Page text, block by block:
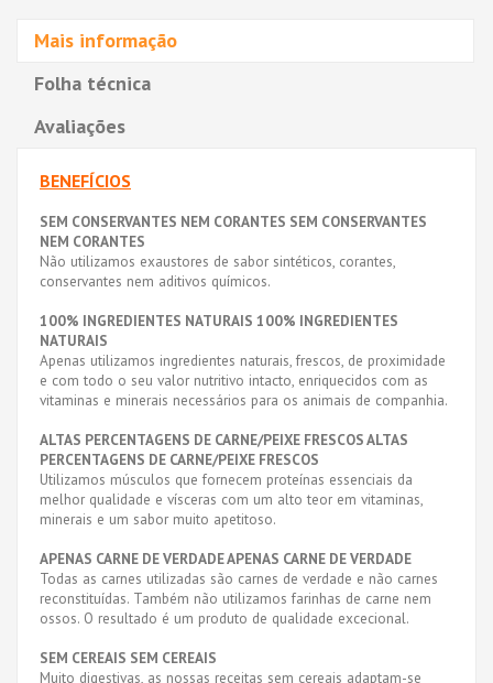
Mais informação
Folha técnica
Avaliações
BENEFÍCIOS
SEM CONSERVANTES NEM CORANTES SEM CONSERVANTES
NEM CORANTES
Não utilizamos exaustores de sabor sintéticos, corantes,
conservantes nem aditivos químicos.
100% INGREDIENTES NATURAIS 100% INGREDIENTES
NATURAIS
Apenas utilizamos ingredientes naturais, frescos, de proximidade
e com todo o seu valor nutritivo intacto, enriquecidos com as
vitaminas e minerais necessários para os animais de companhia.
ALTAS PERCENTAGENS DE CARNE/PEIXE FRESCOS ALTAS
PERCENTAGENS DE CARNE/PEIXE FRESCOS
Utilizamos músculos que fornecem proteínas essenciais da
melhor qualidade e vísceras com um alto teor em vitaminas,
minerais e um sabor muito apetitoso.
APENAS CARNE DE VERDADE APENAS CARNE DE VERDADE
Todas as carnes utilizadas são carnes de verdade e não carnes
reconstituídas. Também não utilizamos farinhas de carne nem
ossos. O resultado é um produto de qualidade excecional.
SEM CEREAIS SEM CEREAIS
Muito digestivas, as nossas receitas sem cereais adaptam-se